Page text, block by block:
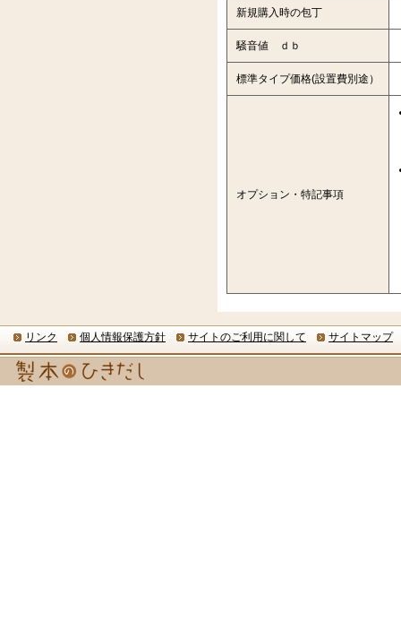
新規購入時の包丁
騒音値 ｄｂ
標準タイプ価格(設置費別途）
オプション・特記事項
リンク 個人情報保護方針 サイトのご利用に関して サイトマップ